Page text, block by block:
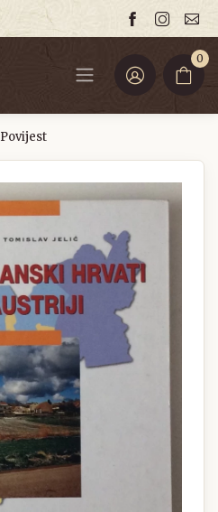
0
Povijest